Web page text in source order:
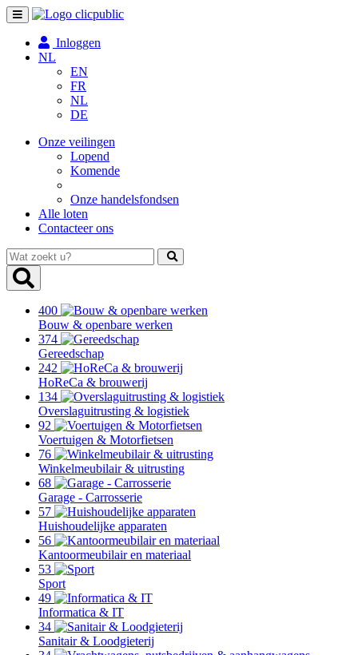
Toggle
navigation
Inloggen
NL
EN
FR
NL
DE
Onze veilingen
Lopend
Komende
Onze handelsfondsen
Alle loten
Contacteer ons
Wat
zoekt
u?
400
Bouw & openbare werken
374
Gereedschap
242
HoReCa & brouwerij
134
Overslaguitrusting & logistiek
92
Voertuigen & Motorfietsen
76
Winkelmeubilair & uitrusting
68
Garage - Carrosserie
57
Huishoudelijke apparaten
56
Kantoormeubilair en materiaal
53
Sport
49
Informatica & IT
34
Sanitair & Loodgieterij